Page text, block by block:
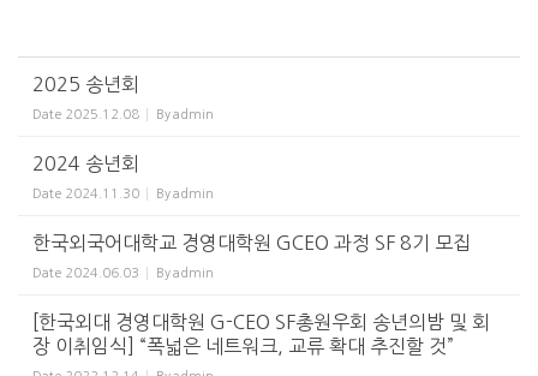
2025 송년회
Date 2025.12.08 Byadmin
2024 송년회
Date 2024.11.30 Byadmin
한국외국어대학교 경영대학원 GCEO 과정 SF 8기 모집
Date 2024.06.03 Byadmin
[한국외대 경영대학원 G-CEO SF총원우회 송년의밤 및 회
장 이취임식] “폭넓은 네트워크, 교류 확대 추진할 것”